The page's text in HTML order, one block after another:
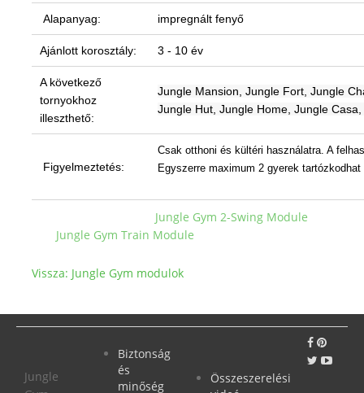
Alapanyag: impregnált fenyő
Ajánlott korosztály: 3 - 10 év
A következő
tornyokhoz
illeszthető:
Jungle Mansion, Jungle Fort, Jungle
Jungle Hut, Jungle Home, Jungle
Figyelmeztetés:
Csak otthoni és kültéri használatra. A
Egyszerre maximum 2 gyerek
Jungle Gym 2-Swing Module
Jungle Gym Train Module
Vissza: Jungle Gym modulok
Jungle
Biztonság
és
minőség
Összeszerelési